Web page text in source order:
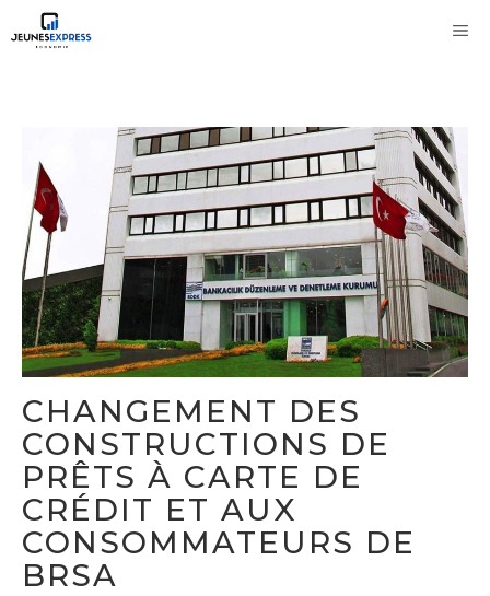
au
CHANGEMENT DES
CONSTRUCTIONS DE
PRÊTS À CARTE DE
CRÉDIT ET AUX
CONSOMMATEURS DE
BRSA